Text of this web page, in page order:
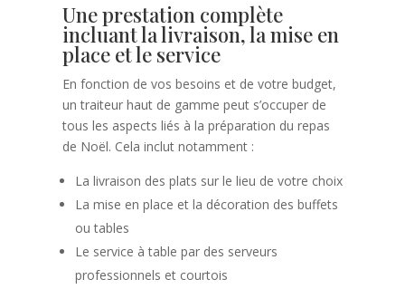
Une prestation complète
incluant la livraison, la mise en
place et le service
En fonction de vos besoins et de votre budget,
un traiteur haut de gamme peut s’occuper de
tous les aspects liés à la préparation du repas
de Noël. Cela inclut notamment :
La livraison des plats sur le lieu de votre choix
La mise en place et la décoration des buffets
ou tables
Le service à table par des serveurs
professionnels et courtois